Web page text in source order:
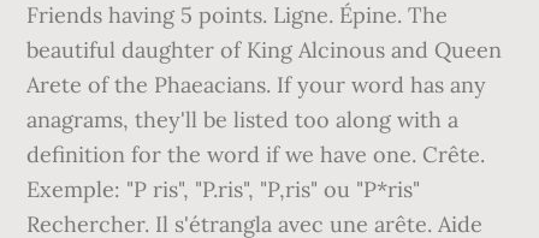
Friends having 5 points. Ligne. Épine. The
beautiful daughter of King Alcinous and Queen
Arete of the Phaeacians. If your word has any
anagrams, they'll be listed too along with a
definition for the word if we have one. Crête.
Exemple: "P ris", "P.ris", "P,ris" ou "P*ris"
Rechercher. Il s'étrangla avec une arête. Aide